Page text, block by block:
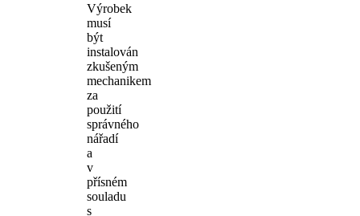
Výrobek
musí
být
instalován
zkušeným
mechanikem
za
použití
správného
nářadí
a
v
přísném
souladu
s